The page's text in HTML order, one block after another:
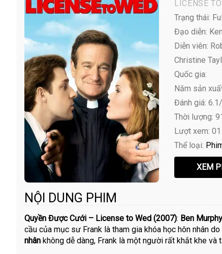
LICENSE
Trạng thái: Full
Đạo diễn:
Diễn viên:
Christine
Quốc gia:
Năm sản
Đánh giá:
Thời lượng:
Lượt xem:
Thể loại:
NỘI DUNG PHIM
Quyền Được Cưới – License to Wed (2007): Ben
cầu của mục sư Frank là tham gia khóa học hôn nhân
nhân không dễ dàng, Frank là một người rất khắt khe và